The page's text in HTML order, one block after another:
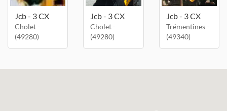
Jcb - 3 CX
Cholet -
(49280)
Jcb - 3 CX
Cholet -
(49280)
Jcb - 3 CX
Trémentines -
(49340)